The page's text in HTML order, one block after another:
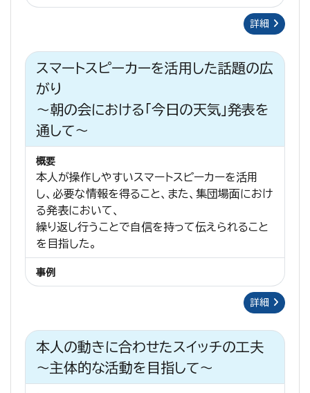
詳細
スマートスピーカーを活用した話題の広
がり
～朝の会における「今日の天気」発表を
通して～
概要
本人が操作しやすいスマートスピーカーを活用
し、必要な情報を得ること、また、集団場面におけ
る発表において、
繰り返し行うことで自信を持って伝えられること
を目指した。
事例
詳細
本人の動きに合わせたスイッチの工夫
～主体的な活動を目指して～